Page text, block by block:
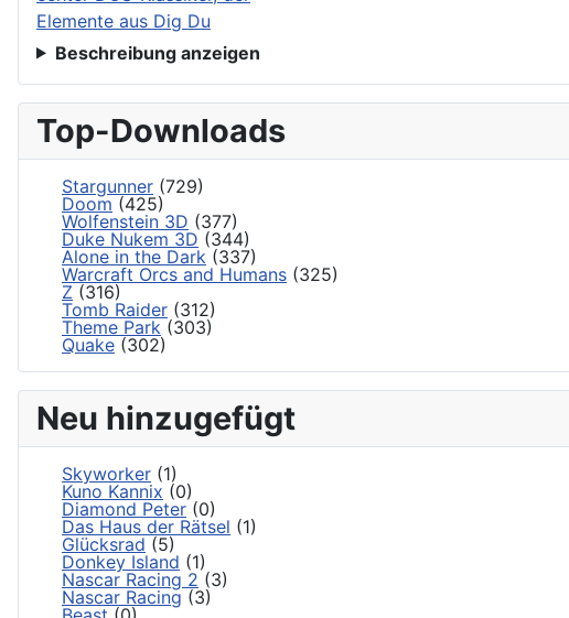
Beschreibung anzeigen
Top-Downloads
Stargunner (729)
Doom (425)
Wolfenstein 3D (377)
Duke Nukem 3D (344)
Alone in the Dark (337)
Warcraft Orcs and Humans (325)
Z (316)
Tomb Raider (312)
Theme Park (303)
Quake (302)
Neu hinzugefügt
Skyworker (1)
Kuno Kannix (0)
Diamond Peter (0)
Das Haus der Rätsel (1)
Glücksrad (5)
Donkey Island (1)
Nascar Racing 2 (3)
Nascar Racing (3)